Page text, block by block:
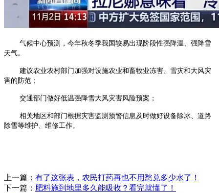
气候中心预测， 今年秋冬季我国较易出现阶段性强降温、强降雪
天气。
建议农业农村部门加强对设施农业和畜牧业冻害、雪灾和大风灾
害的防范；
交通部门做好低温强降雪大风灾害风险预案；
相关地区和部门根据灾害监测预警信息及时做好设备除冰、道路
除雪等维护、维修工作。
上一篇： 有了这张表，农民打药再也不用愁兑多少水了！
下一篇： 肥料施到地里多久能吸收？看完就懂了！